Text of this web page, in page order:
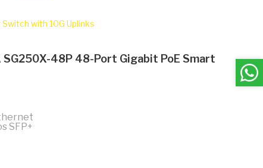
with 10G Uplinks
48P 48-Port Gigabit PoE Smart
SFP+